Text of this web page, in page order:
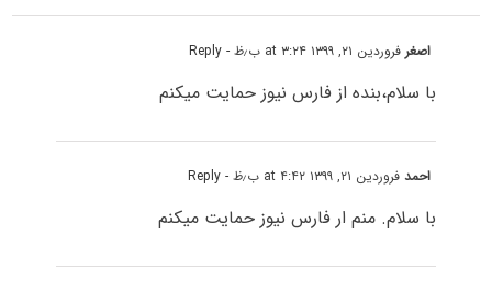
اصغرفروردین ۲۱, ۱۳۹۹ at ۳:۲۴ ب٫ظ - Reply
با سلام،بنده از فارس نیوز حمایت میکنم
احمدفروردین ۲۱, ۱۳۹۹ at ۴:۴۲ ب٫ظ - Reply
با سلام. منم ار فارس نیوز حمایت میکنم